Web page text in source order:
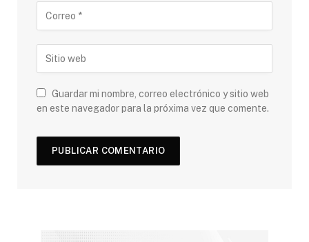
Guardar mi nombre, correo electrónico y sitio web
en este navegador para la próxima vez que comente.